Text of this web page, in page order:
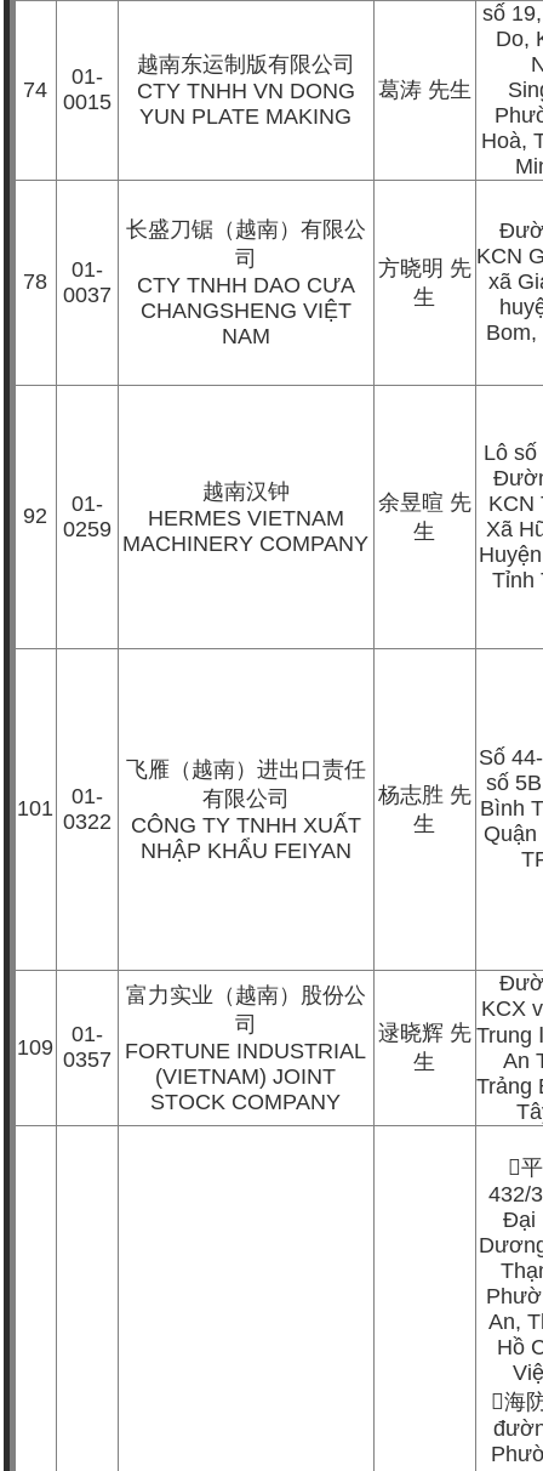
74
01-
0015
越南东运制版有限公司
CTY TNHH VN DONG
YUN PLATE MAKING
葛涛 先生
số
Do,
Hoà,
78
01-
0037
长盛刀锯（越南）有限公
司
CTY TNHH DAO CƯA
CHANGSHENG VIỆT
NAM
方晓明 先
生
KCN
xã
92
01-
0259
越南汉钟
HERMES VIETNAM
MACHINERY COMPANY
余昱暄 先
生
Lô số
KCN
Xã
Tỉnh
101
01-
0322
飞雁（越南）进出口责任
有限公司
CÔNG TY TNHH XUẤT
NHẬP KHẨU FEIYAN
杨志胜 先
生
Số
số
Bình
109
01-
0357
富力实业（越南）股份公
司
FORTUNE INDUSTRIAL
(VIETNAM) JOINT
STOCK COMPANY
逯晓辉 先
生
KCX
Trung
An
Trảng

432/
Đại
An,
Hồ
海